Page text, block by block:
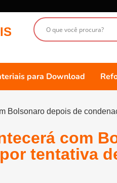
para Download
Bolsonaro depois de
com
tentativa